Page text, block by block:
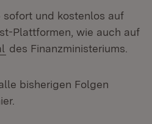
und kostenlos auf
Plattformen, wie auch auf
(Öffnet in neuem Fenster)
des Finanzministeriums.
bisherigen Folgen